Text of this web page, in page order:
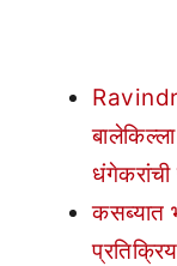
धंगेकरांची
कसब्यात